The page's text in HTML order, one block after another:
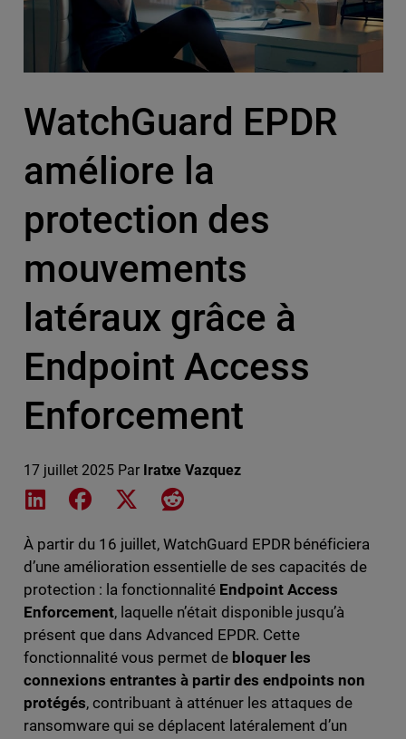
WatchGuard EPDR
améliore la
protection des
mouvements
latéraux grâce à
Endpoint Access
Enforcement
17 juillet 2025 Par Iratxe Vazquez
Share on LinkedIn
Share on Facebook
Share on XShare on Reddit
À partir du 16 juillet, WatchGuard EPDR bénéficiera
d’une amélioration essentielle de ses capacités de
protection : la fonctionnalité Endpoint Access
Enforcement, laquelle n’était disponible jusqu’à
présent que dans Advanced EPDR. Cette
fonctionnalité vous permet de bloquer les
connexions entrantes à partir des endpoints non
protégés, contribuant à atténuer les attaques de
ransomware qui se déplacent latéralement d’un